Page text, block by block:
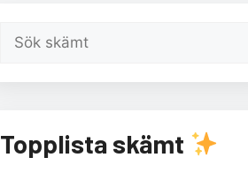
Sök
Topplista skämt